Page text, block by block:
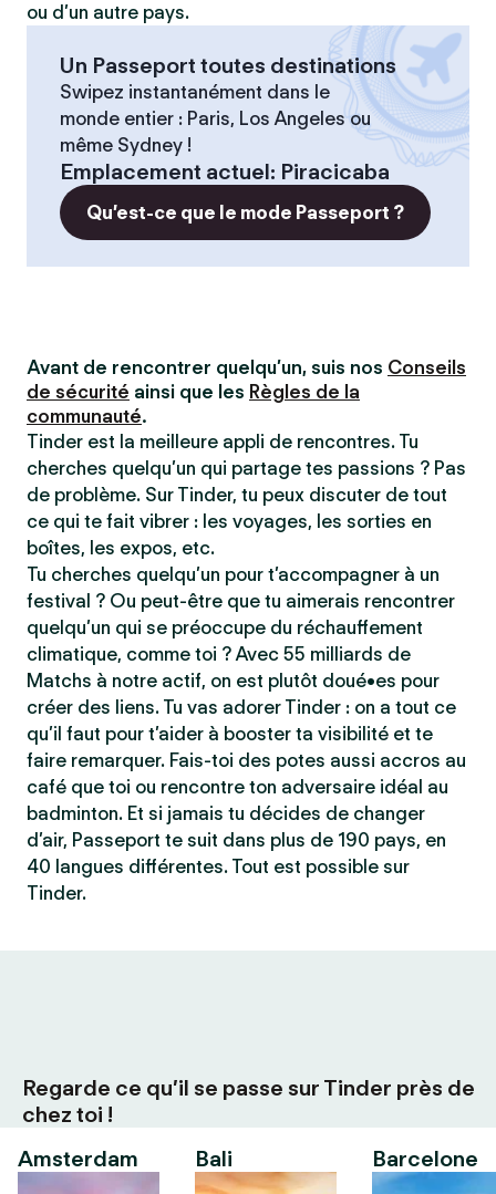
ou d’un autre pays.
Un Passeport toutes destinations
Swipez instantanément dans le
monde entier : Paris, Los Angeles ou
même Sydney !
Emplacement actuel: Piracicaba
Qu’est-ce que le mode Passeport ?
Avant de rencontrer quelqu’un, suis nos Conseils
de sécurité ainsi que les Règles de la
communauté.
Tinder est la meilleure appli de rencontres. Tu
cherches quelqu’un qui partage tes passions ? Pas
de problème. Sur Tinder, tu peux discuter de tout
ce qui te fait vibrer : les voyages, les sorties en
boîtes, les expos, etc.
Tu cherches quelqu’un pour t’accompagner à un
festival ? Ou peut-être que tu aimerais rencontrer
quelqu’un qui se préoccupe du réchauffement
climatique, comme toi ? Avec 55 milliards de
Matchs à notre actif, on est plutôt doué•es pour
créer des liens. Tu vas adorer Tinder : on a tout ce
qu’il faut pour t’aider à booster ta visibilité et te
faire remarquer. Fais-toi des potes aussi accros au
café que toi ou rencontre ton adversaire idéal au
badminton. Et si jamais tu décides de changer
d’air, Passeport te suit dans plus de 190 pays, en
40 langues différentes. Tout est possible sur
Tinder.
Regarde ce qu’il se passe sur Tinder près de
chez toi !
Amsterdam
Bali Barcelone